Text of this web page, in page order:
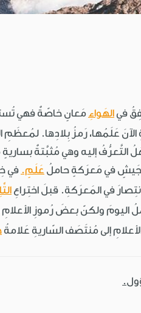
في الهَواءِ مَعانٍ خاصّةٌ فهي
عَلَمُها، رَمزُ بِلادِها. لمُعظَمِ
إليه وهي مُثبَّتةٌ
جَيشٍ في مَعرَكةٍ حاملُ عَلَمٍ. في
في المَعرَكةِ. قبلَ اختِراعِ
اليومَ ولكنّ بعضَ رُموزِ
إلى مُنتَصَف السّاريةِ عَلامةُ